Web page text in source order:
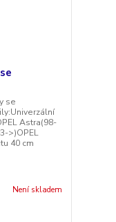
se
Astra(98-
>)OPEL
40 cm
Není skladem